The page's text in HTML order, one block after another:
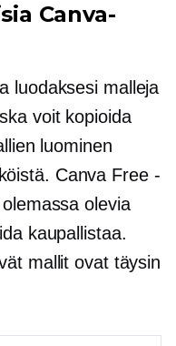
​​Canva-
luodaksesi malleja
voit kopioida
luominen
Canva Free -
olevia
kaupallistaa.
mallit ovat täysin